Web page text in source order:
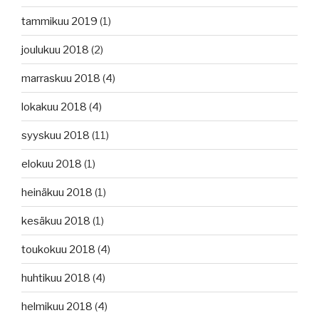
tammikuu 2019 (1)
joulukuu 2018 (2)
marraskuu 2018 (4)
lokakuu 2018 (4)
syyskuu 2018 (11)
elokuu 2018 (1)
heinäkuu 2018 (1)
kesäkuu 2018 (1)
toukokuu 2018 (4)
huhtikuu 2018 (4)
helmikuu 2018 (4)